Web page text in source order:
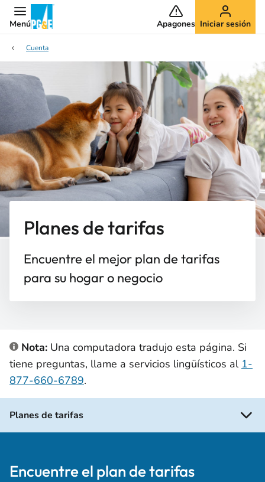
Menú Apagones Iniciar sesión
Cuenta
Planes de tarifas
Encuentre el mejor plan de tarifas
para su hogar o negocio
Nota: Una computadora tradujo esta página. Si
tiene preguntas, llame a servicios lingüísticos al 1-
877-660-6789.
Planes de tarifas
Encuentre el plan de tarifas